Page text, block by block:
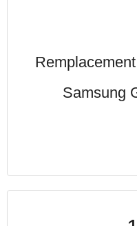
Samsung